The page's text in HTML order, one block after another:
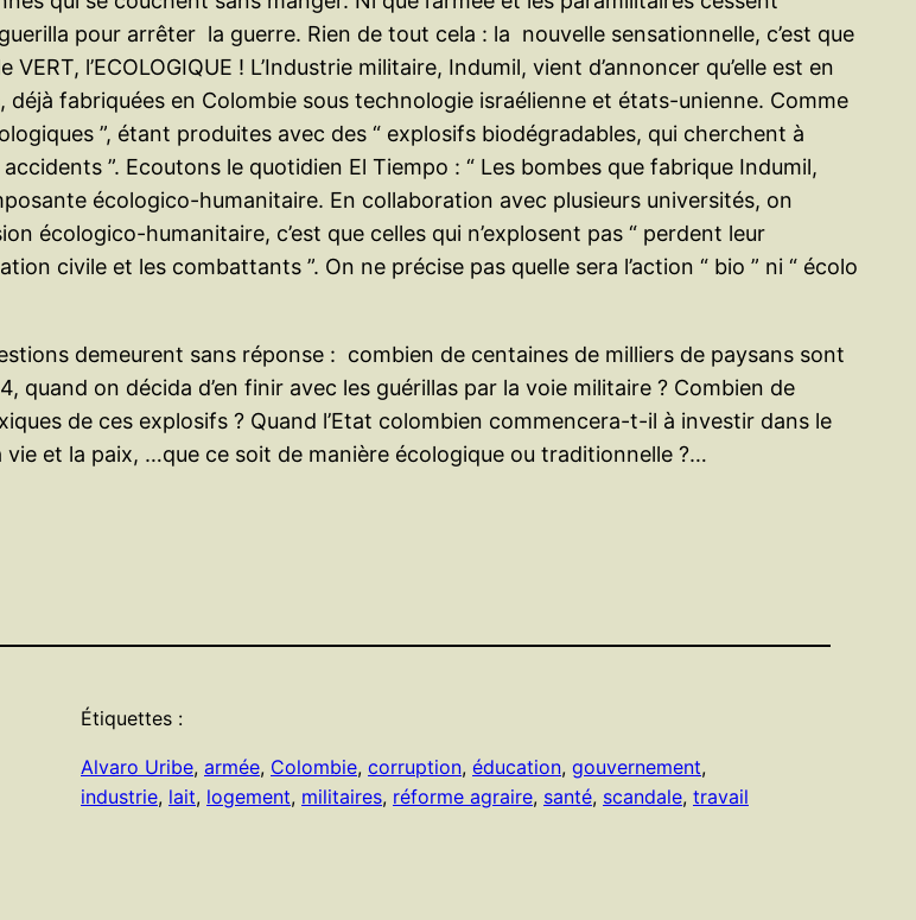
pour arrêter la guerre. Rien de tout cela : la nouvelle sensationnelle, c’est que
l’ECOLOGIQUE ! L’Industrie militaire, Indumil, vient d’annoncer qu’elle est en
fabriquées en Colombie sous technologie israélienne et états-unienne. Comme
”, étant produites avec des “ explosifs biodégradables, qui cherchent à
”. Ecoutons le quotidien El Tiempo : “ Les bombes que fabrique Indumil,
écologico-humanitaire. En collaboration avec plusieurs universités, on
écologico-humanitaire, c’est que celles qui n’explosent pas “ perdent leur
civile et les combattants ”. On ne précise pas quelle sera l’action “ bio ” ni “ écolo
demeurent sans réponse : combien de centaines de milliers de paysans sont
quand on décida d’en finir avec les guérillas par la voie militaire ? Combien de
de ces explosifs ? Quand l’Etat colombien commencera-t-il à investir dans le
et la paix, …que ce soit de manière écologique ou traditionnelle ?…
Étiquettes :
Alvaro Uribe, armée, Colombie, corruption, éducation, gouvernement
industrie, lait, logement, militaires, réforme agraire, santé, scandale, travail